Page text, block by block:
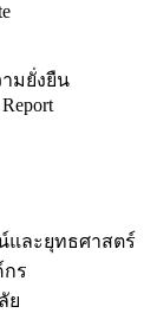
มยั่งยืน
และยุทธศาสตร์
กร
ย